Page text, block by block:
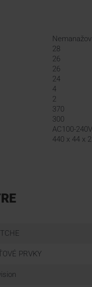
28
26
26
24
4
2
370
300
AC100-240V
440 x 44 x
PRVKY